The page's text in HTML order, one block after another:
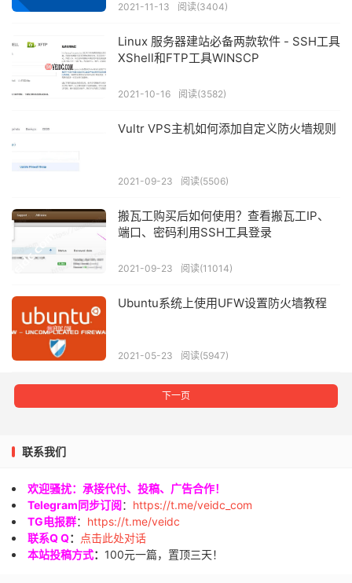
2021-11-13 阅读(3404)
Linux 服务器建站必备两款软件 - SSH工具
XShell和FTP工具WINSCP
2021-10-16 阅读(3582)
Vultr VPS主机如何添加自定义防火墙规则
2021-09-23 阅读(5506)
搬瓦工购买后如何使用？查看搬瓦工IP、
端口、密码利用SSH工具登录
2021-09-23 阅读(11014)
Ubuntu系统上使用UFW设置防火墙教程
2021-05-23 阅读(5947)
下一页
联系我们
欢迎骚扰：承接代付、投稿、广告合作！
Telegram同步订阅： https://t.me/veidc_com
TG电报群： https://t.me/veidc
联系Q Q：
点击此处对话
本站投稿方式： 100元一篇，置顶三天！